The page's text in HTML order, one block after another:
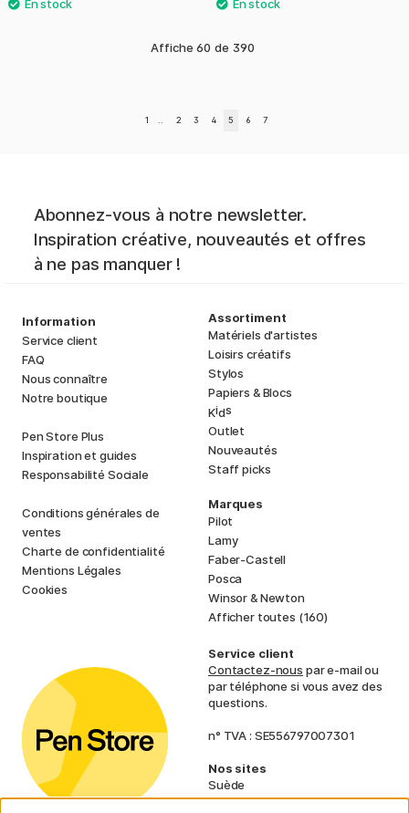
Affiche 60 de 390
1 2 3 4 5 6 7
Abonnez-vous à notre newsletter.
Inspiration créative, nouveautés et offres
à ne pas manquer !
Information
Service client
FAQ
Nous connaître
Notre boutique
Pen Store Plus
Inspiration et guides
Responsabilité Sociale
Conditions générales de
ventes
Charte de confidentialité
Mentions Légales
Cookies
Assortiment
Matériels d'artistes
Loisirs créatifs
Stylos
Papiers & Blocs
Kids
Outlet
Nouveautés
Staff picks
Marques
Pilot
Lamy
Faber-Castell
Posca
Winsor & Newton
Afficher toutes (160)
Service client
Contactez-nous par e-mail ou
par téléphone si vous avez des
questions.
n° TVA : SE556797007301
Nos sites
Suède
Norvège